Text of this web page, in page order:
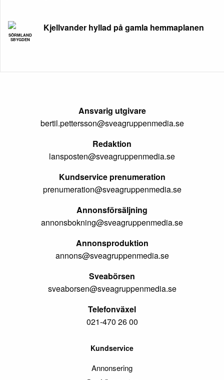
SÖRMLAND
SBYGDEN
Kjellvander hyllad på gamla hemmaplanen
Ansvarig utgivare
bertil.pettersson@sveagruppenmedia.se
Redaktion
lansposten@sveagruppenmedia.se
Kundservice prenumeration
prenumeration@sveagruppenmedia.se
Annonsförsäljning
annonsbokning@sveagruppenmedia.se
Annonsproduktion
annons@sveagruppenmedia.se
Sveabörsen
sveaborsen@sveagruppenmedia.se
Telefonväxel
021-470 26 00
Kundservice
Annonsering